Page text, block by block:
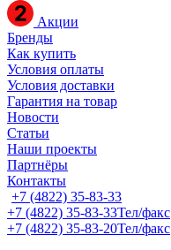
Акции
Бренды
Как купить
Условия оплаты
Условия доставки
Гарантия на товар
Новости
Статьи
Наши проекты
Партнёры
Контакты
+7 (4822) 35-83-33
+7 (4822) 35-83-33Тел/факс
+7 (4822) 35-83-20Тел/факс